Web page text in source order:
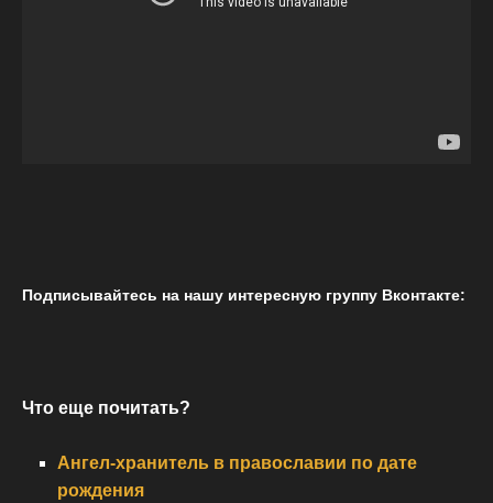
Подписывайтесь на нашу интересную группу Вконтакте:
Что еще почитать?
Ангел-хранитель в православии по дате
рождения